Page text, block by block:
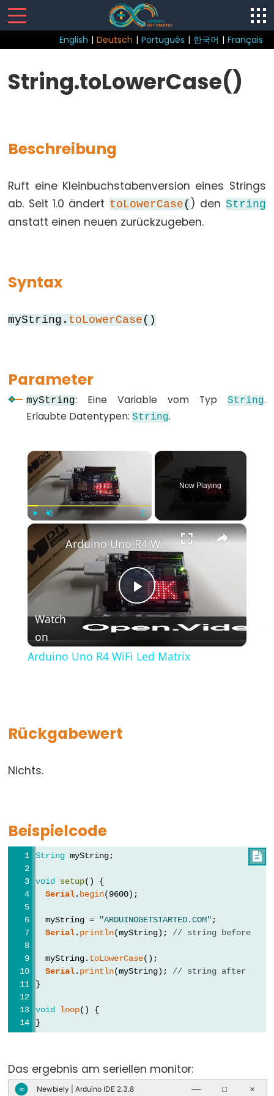
English | Deutsch | Português | 한국어 | Français
Structure
break
else
for
goto
if
while
Syntax
(Kommentarblock)
(Geschweifte
Klammern)
#define
#include
(include)
Kommentar)
array
bool
boolean
byte
char
double
float
long
short
size_t
string
unsigned
char
String.toLowerCase()
Beschreibung
Ruft eine Kleinbuchstabenversion eines Strings
ab. Seit 1.0 ändert toLowerCase ( ) den String
anstatt einen neuen zurückzugeben.
Syntax
myString. toLowerCase ()
Parameter
myString: Eine Variable vom Typ String.
Erlaubte Datentypen:String.
Unmute
Now Playing
×
Play
Video
Arduino Uno R4 WiFi Led Matrix
Watch
on
Arduino Uno R4 WiFi Led Matrix
Rückgabewert
Nichts.
Beispielcode

String myString;
void setup() {
Serial. begin(9600);
  myString =
"ARDUINOGETSTARTED.COM" ;
Serial. println(myString); // string before
  myString.
toLowerCase();
Serial. println(myString); // string after
}
void loop() {
}
Das ergebnis am seriellen monitor:
∞ Newbiely | Arduino IDE 2.3.8 ── ☐ ✕